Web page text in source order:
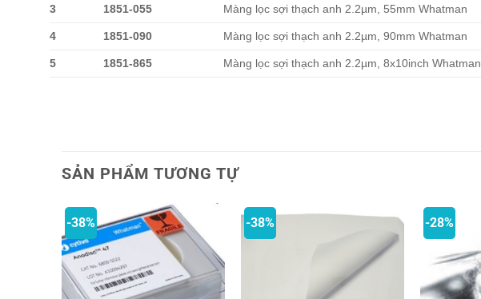
3 1851-055 Màng lọc sợi thạch anh 2.2µm, 55mm Whatman
4 1851-090 Màng lọc sợi thạch anh 2.2µm, 90mm Whatman
5 1851-865 Màng lọc sợi thạch anh 2.2µm, 8x10inch Whatman
SẢN PHẨM TƯƠNG TỰ
-38% -38% -28%